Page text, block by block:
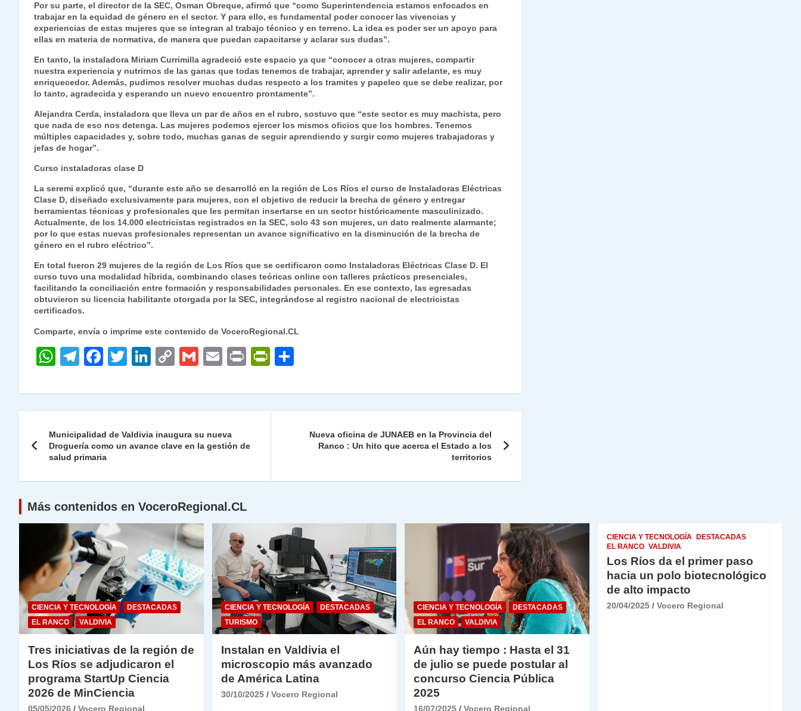
Por su parte, el director de la SEC, Osman Obreque, afirmó que “como Superintendencia estamos enfocados en
trabajar en la equidad de género en el sector. Y para ello, es fundamental poder conocer las vivencias y
experiencias de estas mujeres que se integran al trabajo técnico y en terreno. La idea es poder ser un apoyo para
ellas en materia de normativa, de manera que puedan capacitarse y aclarar sus dudas”.
En tanto, la instaladora Miriam Currimilla agradeció este espacio ya que “conocer a otras mujeres, compartir
nuestra experiencia y nutrirnos de las ganas que todas tenemos de trabajar, aprender y salir adelante, es muy
enriquecedor. Además, pudimos resolver muchas dudas respecto a los tramites y papeleo que se debe realizar, por
lo tanto, agradecida y esperando un nuevo encuentro prontamente”.
Alejandra Cerda, instaladora que lleva un par de años en el rubro, sostuvo que “este sector es muy machista, pero
que nada de eso nos detenga. Las mujeres podemos ejercer los mismos oficios que los hombres. Tenemos
múltiples capacidades y, sobre todo, muchas ganas de seguir aprendiendo y surgir como mujeres trabajadoras y
jefas de hogar”.
Curso instaladoras clase D
La seremi explicó que, “durante este año se desarrolló en la región de Los Ríos el curso de Instaladoras Eléctricas
Clase D, diseñado exclusivamente para mujeres, con el objetivo de reducir la brecha de género y entregar
herramientas técnicas y profesionales que les permitan insertarse en un sector históricamente masculinizado.
Actualmente, de los 14.000 electricistas registrados en la SEC, solo 43 son mujeres, un dato realmente alarmante;
por lo que estas nuevas profesionales representan un avance significativo en la disminución de la brecha de
género en el rubro eléctrico”.
En total fueron 29 mujeres de la región de Los Ríos que se certificaron como Instaladoras Eléctricas Clase D. El
curso tuvo una modalidad híbrida, combinando clases teóricas online con talleres prácticos presenciales,
facilitando la conciliación entre formación y responsabilidades personales. En ese contexto, las egresadas
obtuvieron su licencia habilitante otorgada por la SEC, integrándose al registro nacional de electricistas
certificados.
Comparte, envía o imprime este contenido de VoceroRegional.CL
W
at
A
p
T
e
a
m
F
c
b
o
T
itt
Li
k
dI
n
C
p
Li
n
G
ai
E
ai
P
nt
P
nt m
ar
de
Municipalidad de Valdivia inaugura su nueva
Droguería como un avance clave en la gestión de
salud primaria
Nueva oficina de JUNAEB en la Provincia del
Ranco : Un hito que acerca el Estado a los
territorios
Más contenidos en VoceroRegional.CL
CIENCIA Y TECNOLOGÍA
DESTACADAS
EL RANCO
VALDIVIA
Tres iniciativas de la región de
Los Ríos se adjudicaron el
programa StartUp Ciencia
2026 de MinCiencia
05/05/2026 Vocero Regional
CIENCIA Y TECNOLOGÍA
DESTACADAS
TURISMO
Instalan en Valdivia el
microscopio más avanzado
de América Latina
30/10/2025 Vocero Regional
CIENCIA Y TECNOLOGÍA
DESTACADAS
EL RANCO
VALDIVIA
Aún hay tiempo : Hasta el 31
de julio se puede postular al
concurso Ciencia Pública
2025
16/07/2025 Vocero Regional
CIENCIA Y TECNOLOGÍA
DESTACADAS
EL RANCO VALDIVIA
Los Ríos da el primer paso
hacia un polo biotecnológico
de alto impacto
20/04/2025 Vocero Regional